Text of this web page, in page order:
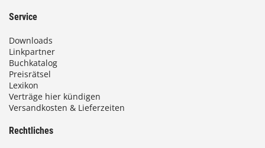
Service
Downloads
Linkpartner
Buchkatalog
Preisrätsel
Lexikon
Verträge hier kündigen
Versandkosten & Lieferzeiten
Rechtliches